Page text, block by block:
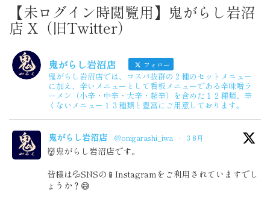
【未ログイン時閲覧用】鬼がらし岩沼
店 X（旧Twitter）
鬼がらし岩沼店 フォロー
鬼がらし岩沼店では、コスパ抜群の２種のセットメニュー
に加え、辛いメニューとして看板メニューである辛味噌ラ
ーメン（小辛・中辛・大辛・超辛）を含めた１２種類、辛
くないメニュー１３種類と豊富にご用意しております。
鬼がらし岩沼店 @onigarashi_iwa · 3 8月
👹鬼がらし岩沼店です。
皆様は💦SNSの📱Instagramをご利用されていますでし
ょうか？😅